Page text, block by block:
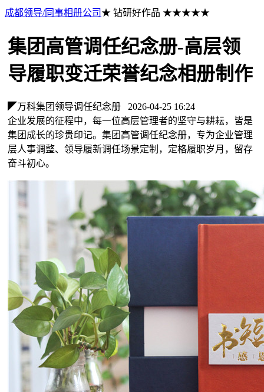
成都领导/同事相册公司 ★ 钻研好作品 ★★★★★
集团高管调任纪念册-高层领
导履职变迁荣誉纪念相册制作
◤万科集团领导调任纪念册
2026-04-25 16:24
企业发展的征程中，每一位高层管理者的坚守与耕耘，皆是
集团成长的珍贵印记。集团高管调任纪念册，专为企业管理
层人事调整、领导履新调任场景定制，定格履职岁月，留存
奋斗初心。